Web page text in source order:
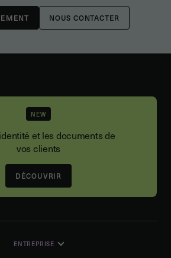
NOUS CONTACTER
NEW
et les documents de
vos clients
DÉCOUVRIR
ENTREPRISE